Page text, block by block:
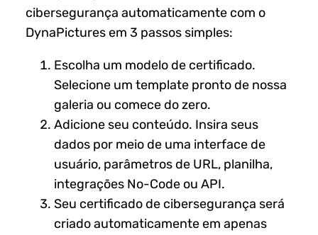
cibersegurança automaticamente com o
DynaPictures em 3 passos simples:
Escolha um modelo de certificado.
Selecione um template pronto de nossa
galeria ou comece do zero.
Adicione seu conteúdo. Insira seus
dados por meio de uma interface de
usuário, parâmetros de URL, planilha,
integrações No-Code ou API.
Seu certificado de cibersegurança será
criado automaticamente em apenas